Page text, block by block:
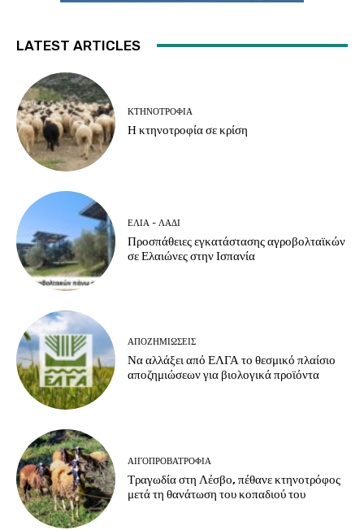
LATEST ARTICLES
ΚΤΗΝΟΤΡΟΦΊΑ
Η κτηνοτροφία σε κρίση
ΕΛΙΆ - ΛΆΔΙ
Προσπάθειες εγκατάστασης αγροβολταϊκών
σε Ελαιώνες στην Ισπανία
ΑΠΟΖΗΜΙΏΣΕΙΣ
Να αλλάξει από ΕΛΓΑ το θεσμικό πλαίσιο
αποζημιώσεων για βιολογικά προϊόντα
ΑΙΓΟΠΡΟΒΑΤΡΟΦΊΑ
Τραγωδία στη Λέσβο, πέθανε κτηνοτρόφος
μετά τη θανάτωση του κοπαδιού του